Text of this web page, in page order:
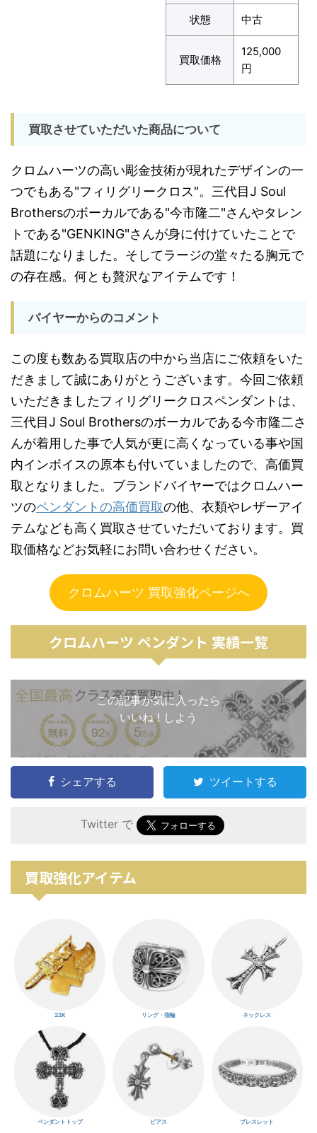
状態 中古
買取価格
125,000
円
買取させていただいた商品について
クロムハーツの高い彫金技術が現れたデザインの一
つでもある"フィリグリークロス"。三代目J Soul
Brothersのボーカルである"今市隆二"さんやタレン
トである"GENKING"さんが身に付けていたことで
話題になりました。そしてラージの堂々たる胸元で
の存在感。何とも贅沢なアイテムです！
バイヤーからのコメント
この度も数ある買取店の中から当店にご依頼をいた
だきまして誠にありがとうございます。今回ご依頼
いただきましたフィリグリークロスペンダントは、
三代目J Soul Brothersのボーカルである今市隆二さ
んが着用した事で人気が更に高くなっている事や国
内インボイスの原本も付いていましたので、高価買
取となりました。ブランドバイヤーではクロムハー
ツのペンダントの高価買取の他、衣類やレザーアイ
テムなども高く買取させていただいております。買
取価格などお気軽にお問い合わせください。
クロムハーツ 買取強化ページへ
クロムハーツ ペンダント 実績一覧
この記事が気に入ったら
いいね ! しよう
シェアする ツイートする
Twitter で
買取強化アイテム
22K リング・指輪 ネックレス
ペンダントトップ ピアス ブレスレット